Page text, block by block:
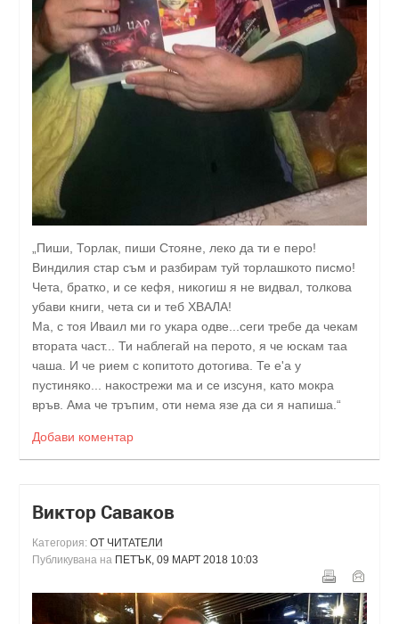
„Пиши, Торлак, пиши Стояне, леко да ти е перо!
Виндилия стар съм и разбирам туй торлашкото писмо!
Чета, братко, и се кефя, никогиш я не видвал, толкова
убави книги, чета си и теб ХВАЛА!
Ма, с тоя Иваил ми го укара одве...сеги требе да чекам
втората част... Ти наблегай на перото, я че юскам таа
чаша. И че рием с копитото дотогива. Те е'а у
пустиняко... накострежи ма и се изсуня, като мокра
връв. Ама че тръпим, оти нема язе да си я напиша.“
Добави коментар
Виктор Саваков
Категория: ОТ ЧИТАТЕЛИ
Публикувана на ПЕТЪК, 09 МАРТ 2018 10:03